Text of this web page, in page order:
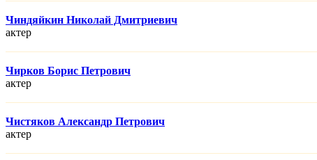
Чиндяйкин Николай Дмитриевич
актер
Чирков Борис Петрович
актер
Чистяков Александр Петрович
актер